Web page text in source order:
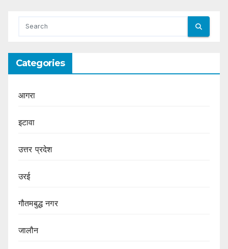
Categories
आगरा
इटावा
उत्तर प्रदेश
उरई
गौतमबुद्ध नगर
जालौन